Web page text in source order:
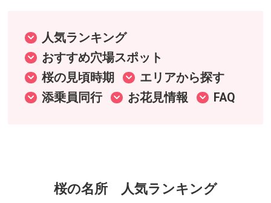
人気ランキング
おすすめ穴場スポット
桜の見頃時期
エリアから探す
添乗員同行
お花見情報 FAQ
桜の名所 人気ランキング